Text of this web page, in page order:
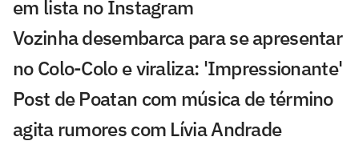
em lista no Instagram
Vozinha desembarca para se apresentar
no Colo-Colo e viraliza: 'Impressionante'
Post de Poatan com música de término
agita rumores com Lívia Andrade